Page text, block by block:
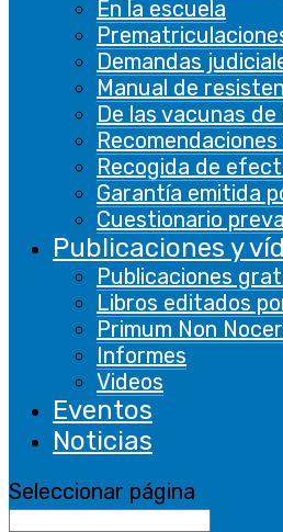
En la escuela
Demandas
Manual de
De las vacunas
Recogida de
Garantía emitida
Cuestionario
Publicaciones y
Publicaciones
Libros editados
Primum Non
Informes
Videos
Eventos
Noticias
Seleccionar página
cookielawinfo-
checbox-others
11
cookielawinfo-
checkbox-necessary